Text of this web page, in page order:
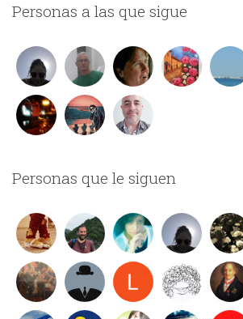
Personas a las que sigue
Personas que le siguen